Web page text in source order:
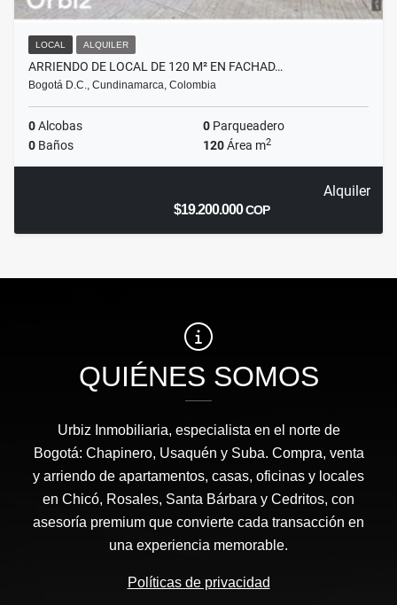
LOCAL ALQUILER
ARRIENDO DE LOCAL DE 120 M² EN FACHAD…
Bogotá D.C., Cundinamarca, Colombia
0Alcobas 0 Parqueadero
0 Baños 120Área m2
Alquiler
$19.200.000COP
QUIÉNES SOMOS
Urbiz Inmobiliaria, especialista en el norte de
Bogotá: Chapinero, Usaquén y Suba. Compra, venta
y arriendo de apartamentos, casas, oficinas y locales
en Chicó, Rosales, Santa Bárbara y Cedritos, con
asesoría premium que convierte cada transacción en
una experiencia memorable.
Políticas de privacidad